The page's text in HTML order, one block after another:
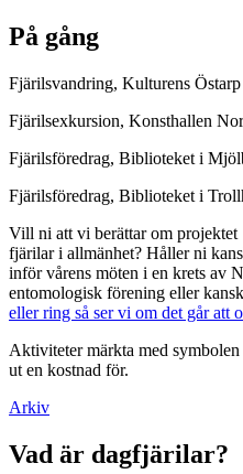
På gång
Fjärilsvandring, Kulturens
Fjärilsexkursion, Konsthallen
Fjärilsföredrag, Biblioteket i
Fjärilsföredrag, Biblioteket i
Vill ni att vi berättar om
fjärilar i allmänhet? Håller ni
inför vårens möten i en krets av
entomologisk förening eller
eller ring så ser vi om det går att
Aktiviteter märkta med symbolen
ut en kostnad för.
Arkiv
Vad är dagfjärilar?